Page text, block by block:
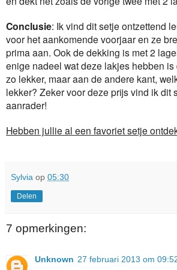
Conclusie: Ik vind dit setje ontzettend
voor het aankomende voorjaar en ze
prima aan. Ook de dekking is met 2
enige nadeel wat deze lakjes hebben
zo lekker, maar aan de andere kant,
lekker? Zeker voor deze prijs vind ik dit
aanrader!
Hebben jullie al een favoriet setje
Sylvia op 05:30
Delen
7 opmerkingen:
Unknown 27 februari 2013 om